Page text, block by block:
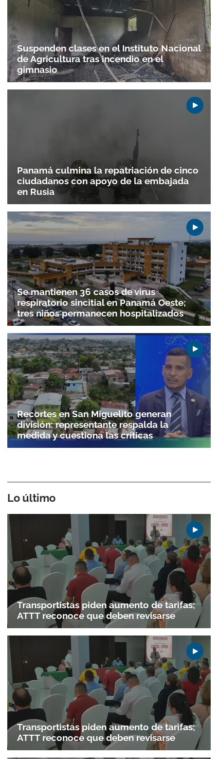
Gracias por suscribirte a nuestro boletín.
ACEPTAR
Suspenden clases en el Instituto Nacional
de Agricultura tras incendio en el
gimnasio
Panamá culmina la repatriación de cinco
ciudadanos con apoyo de la embajada
en Rusia
Se mantienen 36 casos de virus
respiratorio sincitial en Panamá Oeste;
tres niños permanecen hospitalizados
Recortes en San Miguelito generan
división: representante respalda la
medida y cuestiona las críticas
Lo último
Transportistas piden aumento de tarifas;
ATTT reconoce que deben revisarse
Transportistas piden aumento de tarifas;
ATTT reconoce que deben revisarse